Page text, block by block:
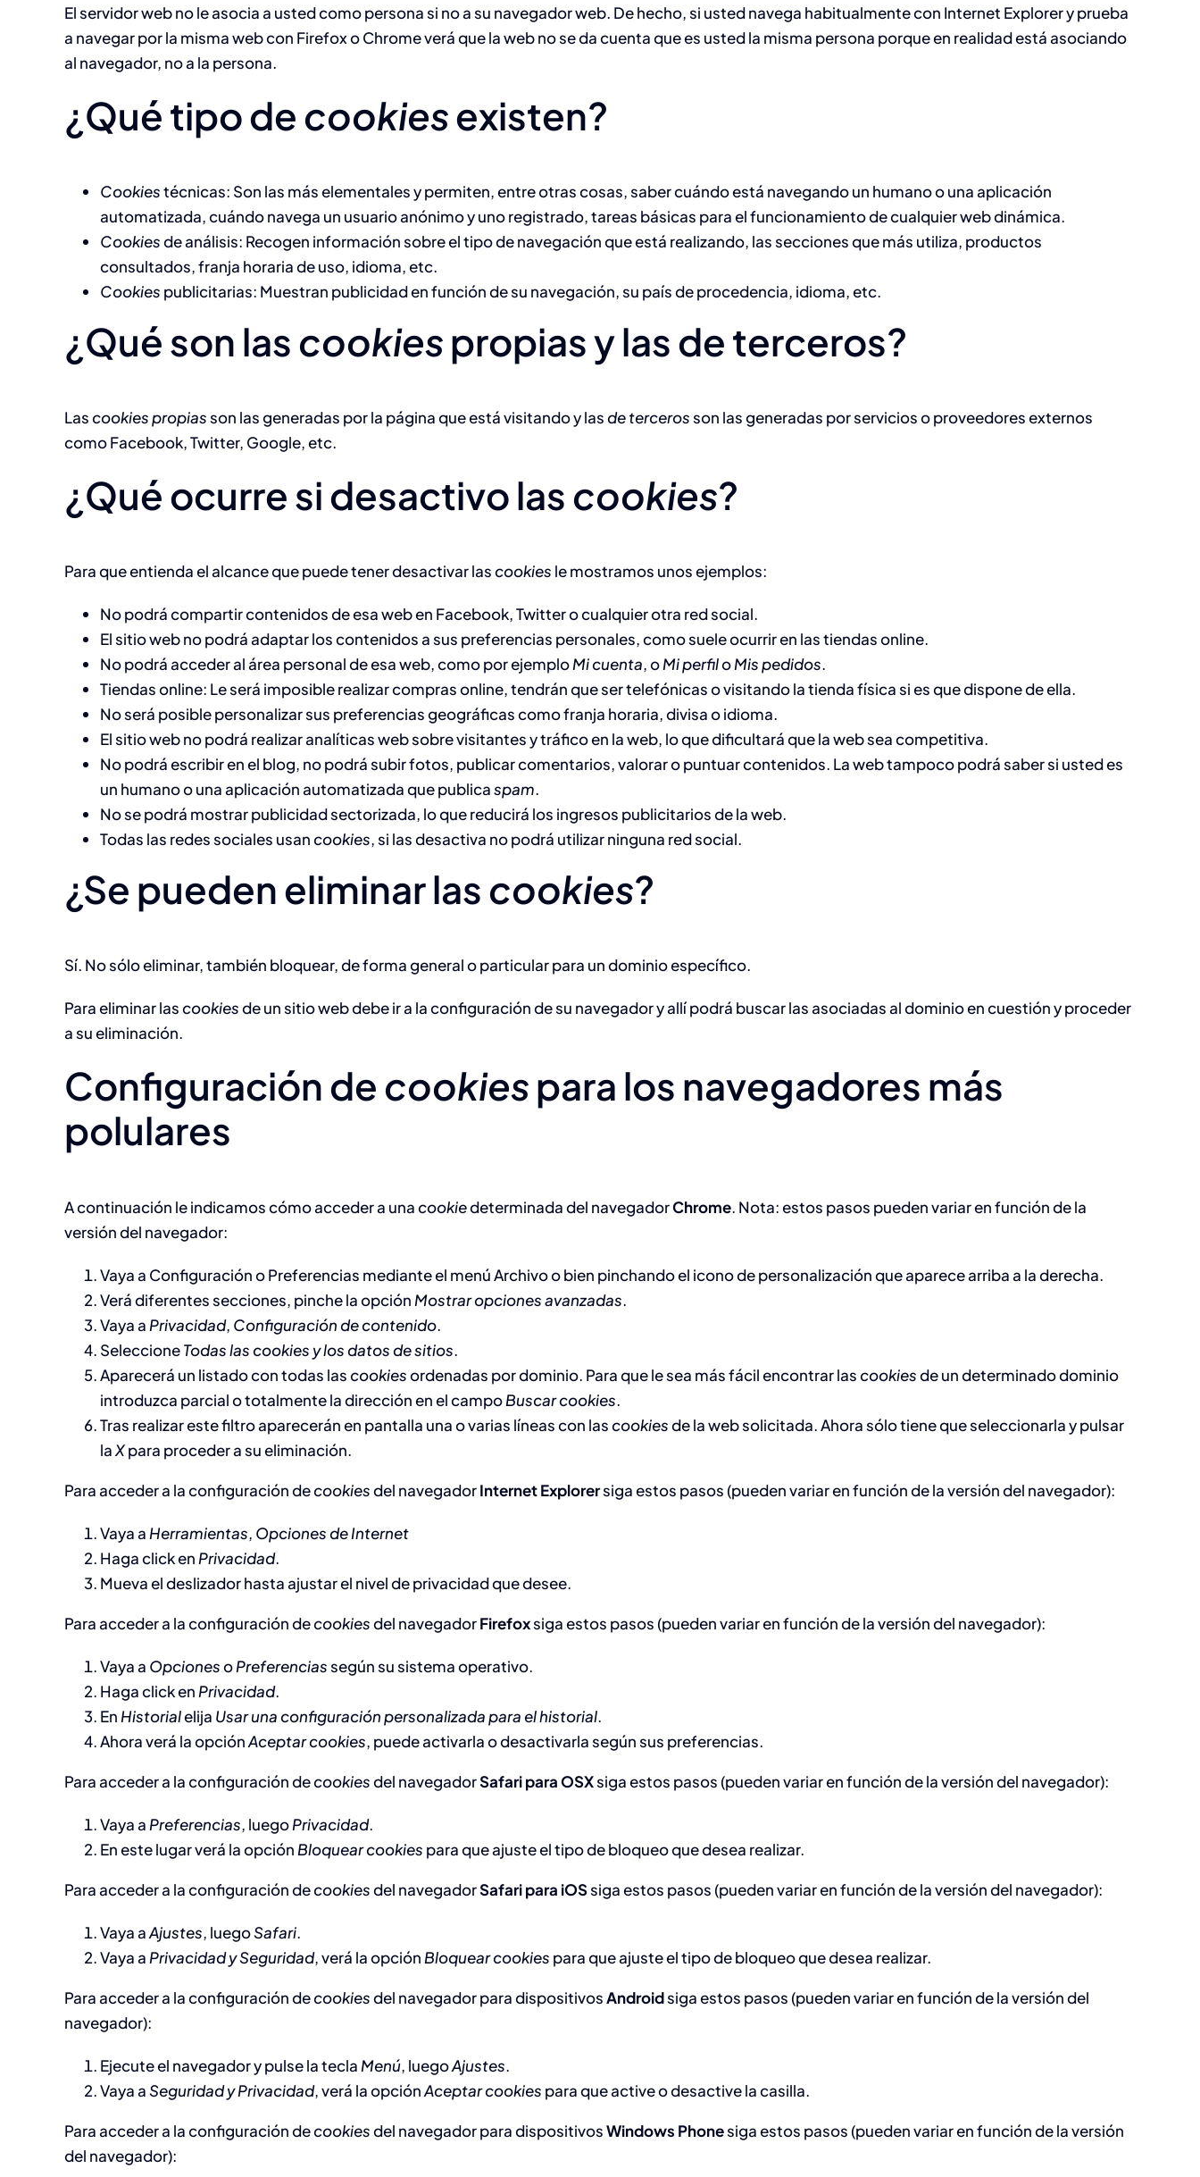
El servidor web no le asocia a usted como persona si no a su navegador web. De hecho, si usted navega habitualmente con Internet Explorer y prueba
a navegar por la misma web con Firefox o Chrome verá que la web no se da cuenta que es usted la misma persona porque en realidad está asociando
al navegador, no a la persona.
¿Qué tipo decookiesexisten?
Cookiestécnicas: Son las más elementales y permiten, entre otras cosas, saber cuándo está navegando un humano o una aplicación
automatizada, cuándo navega un usuario anónimo y uno registrado, tareas básicas para el funcionamiento de cualquier web dinámica.
Cookiesde análisis: Recogen información sobre el tipo de navegación que está realizando, las secciones que más utiliza, productos
consultados, franja horaria de uso, idioma, etc.
Cookies publicitarias: Muestran publicidad en función de su navegación, su país de procedencia, idioma, etc.
¿Qué son lascookiespropias y las de terceros?
Lascookies propiasson las generadas por la página que está visitando y lasde tercerosson las generadas por servicios o proveedores externos
como Facebook, Twitter, Google, etc.
¿Qué ocurre si desactivo lascookies?
Para que entienda el alcance que puede tener desactivar lascookies le mostramos unos ejemplos:
No podrá compartir contenidos de esa web en Facebook, Twitter o cualquier otra red social.
El sitio web no podrá adaptar los contenidos a sus preferencias personales, como suele ocurrir en las tiendas online.
No podrá acceder al área personal de esa web, como por ejemploMi cuenta, oMi perfiloMis pedidos.
Tiendas online: Le será imposible realizar compras online, tendrán que ser telefónicas o visitando la tienda física si es que dispone de ella.
No será posible personalizar sus preferencias geográficas como franja horaria, divisa o idioma.
El sitio web no podrá realizar analíticas web sobre visitantes y tráfico en la web, lo que dificultará que la web sea competitiva.
No podrá escribir en el blog, no podrá subir fotos, publicar comentarios, valorar o puntuar contenidos. La web tampoco podrá saber si usted es
un humano o una aplicación automatizada que publicaspam.
No se podrá mostrar publicidad sectorizada, lo que reducirá los ingresos publicitarios de la web.
Todas las redes sociales usancookies, si las desactiva no podrá utilizar ninguna red social.
¿Se pueden eliminar lascookies?
Sí. No sólo eliminar, también bloquear, de forma general o particular para un dominio específico.
Para eliminar lascookiesde un sitio web debe ir a la configuración de su navegador y allí podrá buscar las asociadas al dominio en cuestión y proceder
a su eliminación.
Configuración decookiespara los navegadores más
polulares
A continuación le indicamos cómo acceder a unacookiedeterminada del navegadorChrome. Nota: estos pasos pueden variar en función de la
versión del navegador:
Vaya a Configuración o Preferencias mediante el menú Archivo o bien pinchando el icono de personalización que aparece arriba a la derecha.
Verá diferentes secciones, pinche la opción Mostrar opciones avanzadas.
Vaya a Privacidad, Configuración de contenido.
SeleccioneTodas lascookies y los datos de sitios.
Aparecerá un listado con todas lascookiesordenadas por dominio. Para que le sea más fácil encontrar lascookiesde un determinado dominio
introduzca parcial o totalmente la dirección en el campoBuscar cookies.
Tras realizar este filtro aparecerán en pantalla una o varias líneas con lascookiesde la web solicitada. Ahora sólo tiene que seleccionarla y pulsar
laXpara proceder a su eliminación.
Para acceder a la configuración decookiesdel navegadorInternet Explorersiga estos pasos (pueden variar en función de la versión del navegador):
Vaya a Herramientas, Opciones de Internet
Haga click en Privacidad.
Mueva el deslizador hasta ajustar el nivel de privacidad que desee.
Para acceder a la configuración decookiesdel navegadorFirefoxsiga estos pasos (pueden variar en función de la versión del navegador):
Vaya a OpcionesoPreferenciassegún su sistema operativo.
Haga click en Privacidad.
En Historialelija Usar una configuración personalizada para el historial.
Ahora verá la opciónAceptar cookies, puede activarla o desactivarla según sus preferencias.
Para acceder a la configuración decookiesdel navegadorSafari para OSXsiga estos pasos (pueden variar en función de la versión del navegador):
Vaya a Preferencias, luegoPrivacidad.
En este lugar verá la opción Bloquear cookies para que ajuste el tipo de bloqueo que desea realizar.
Para acceder a la configuración decookiesdel navegadorSafari para iOSsiga estos pasos (pueden variar en función de la versión del navegador):
Vaya aAjustes, luegoSafari.
Vaya a Privacidad y Seguridad, verá la opción Bloquear cookies para que ajuste el tipo de bloqueo que desea realizar.
Para acceder a la configuración decookiesdel navegador para dispositivosAndroidsiga estos pasos (pueden variar en función de la versión del
navegador):
Ejecute el navegador y pulse la tecla Menú, luegoAjustes.
Vaya aSeguridad y Privacidad, verá la opciónAceptar cookies para que active o desactive la casilla.
Para acceder a la configuración decookiesdel navegador para dispositivosWindows Phonesiga estos pasos (pueden variar en función de la versión
del navegador):